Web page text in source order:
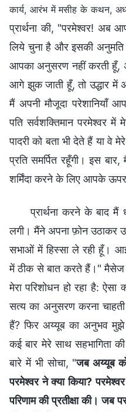
कार्य, आरंभ में मसीह के कथन,
प्रार्थना की, "परमेश्वर! अब
लिये चुना है और इसकी अनुमति
आपका अनुसरण नहीं करती हूँ,
आगे झुक जाती हूँ, तो उद्धार में
मैं अपनी मौजूदा परेशानियाँ
पति सर्वशक्तिमान परमेश्वर में
पादरी को बता भी देते हैं या
प्रति समर्पित रहूँगी। इस
शर्मिंदा करने के लिए आपके
प्रार्थना करने के बाद
लगी। मैंने अपना फ़ोन उठाकर
सभाओं में हिस्सा ले रही हूँ।
में ठीक से बात करते हैं।"
मेरा परिशोधन हो रहा है:
सत्य का अनुसरण करना
हैं? फिर अय्यूब का अनुभव मुझे
कई बार मेरे साथ सहभागिता
बारे में भी सोचा, "जब अय्यूब
परमेश्वर ने क्या किया?
परिणाम की प्रतीक्षा की।